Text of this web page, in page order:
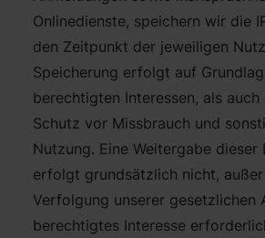
Onlinedienste, speichern wir die
den Zeitpunkt der jeweiligen
Speicherung erfolgt auf
berechtigten Interessen, als
Schutz vor Missbrauch und
Nutzung. Eine Weitergabe
erfolgt grundsätzlich nicht,
Verfolgung unserer gesetzlichen
berechtigtes Interesse